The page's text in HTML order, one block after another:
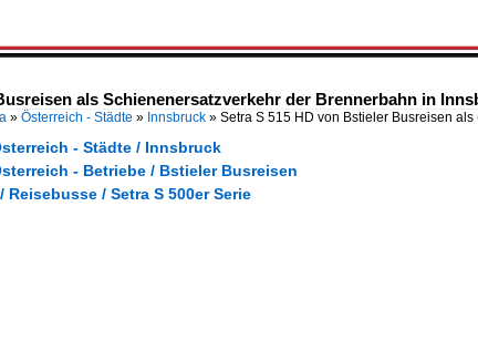
als Schienenersatzverkehr der Brennerbahn in
» Österreich - Städte » Innsbruck » Setra S 515 HD von Bstieler Busreisen als
- Städte / Innsbruck
- Betriebe / Bstieler Busreisen
Reisebusse / Setra S 500er Serie